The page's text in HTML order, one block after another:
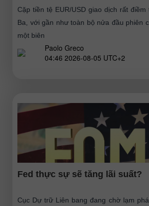
Cặp tiền tệ EUR/USD giao dịch rất
Ba, với gần như toàn bộ nửa đầu phiên
một biên
Paolo Greco
04:46 2026-08-05 UTC+2
Fed thực sự sẽ tăng lãi suất?
Cục Dự trữ Liên bang đang chờ lạm